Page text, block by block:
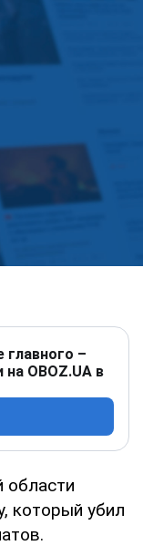
главного –
OBOZ.UA в
который убил